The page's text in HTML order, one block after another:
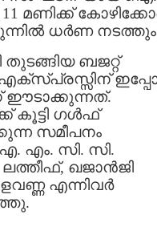
മണിക്ക്
ധര്‍ണ
തുടങ്ങിയ ബജറ്റ്
ഈടാക്കുന്നത്.
കൂട്ടി ഗള്‍ഫ്
സമീപനം
എം. സി. സി.
ഖജാന്‍ജി
എന്നിവര്‍